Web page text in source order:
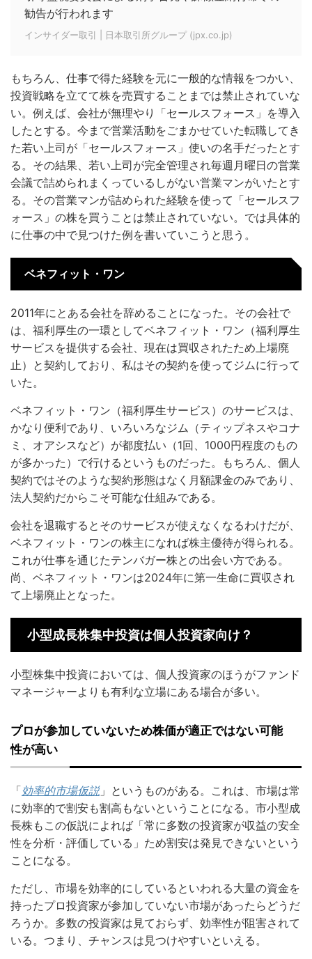
勧告が行われます
インサイダー取引 | 日本取引所グループ (jpx.co.jp)
もちろん、仕事で得た経験を元に一般的な情報をつかい、
投資戦略を立てて株を売買することまでは禁止されていな
い。例えば、会社が無理やり「セールスフォース」を導入
したとする。今まで営業活動をごまかせていた転職してき
た若い上司が「セールスフォース」使いの名手だったとす
る。その結果、若い上司が完全管理され毎週月曜日の営業
会議で詰められまくっているしがない営業マンがいたとす
る。その営業マンが詰められた経験を使って「セールスフ
ォース」の株を買うことは禁止されていない。では具体的
に仕事の中で見つけた例を書いていこうと思う。
ベネフィット・ワン
2011年にとある会社を辞めることになった。その会社で
は、福利厚生の一環としてベネフィット・ワン（福利厚生
サービスを提供する会社、現在は買収されたため上場廃
止）と契約しており、私はその契約を使ってジムに行って
いた。
ベネフィット・ワン（福利厚生サービス）のサービスは、
かなり便利であり、いろいろなジム（ティップネスやコナ
ミ、オアシスなど）が都度払い（1回、1000円程度のもの
が多かった）で行けるというものだった。もちろん、個人
契約ではそのような契約形態はなく月額課金のみであり、
法人契約だからこそ可能な仕組みである。
会社を退職するとそのサービスが使えなくなるわけだが、
ベネフィット・ワンの株主になれば株主優待が得られる。
これが仕事を通じたテンバガー株との出会い方である。
尚、ベネフィット・ワンは2024年に第一生命に買収され
て上場廃止となった。
小型成長株集中投資は個人投資家向け？
小型株集中投資においては、個人投資家のほうがファンド
マネージャーよりも有利な立場にある場合が多い。
プロが参加していないため株価が適正ではない可能
性が高い
「効率的市場仮説」というものがある。これは、市場は常
に効率的で割安も割高もないということになる。市小型成
長株もこの仮説によれば「常に多数の投資家が収益の安全
性を分析・評価している」ため割安は発見できないという
ことになる。
ただし、市場を効率的にしているといわれる大量の資金を
持ったプロ投資家が参加していない市場があったらどうだ
ろうか。多数の投資家は見ておらず、効率性が阻害されて
いる。つまり、チャンスは見つけやすいといえる。